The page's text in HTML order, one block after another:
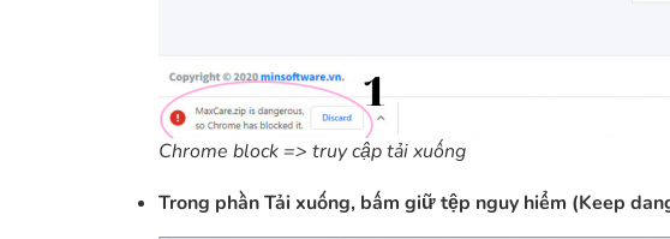
Chrome block => truy cập tải xuống
Trong phần Tải xuống, bấm giữ tệp nguy hiểm (Keep